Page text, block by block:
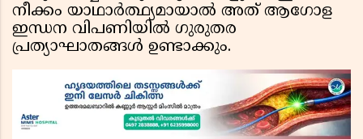
നീക്കം യാഥാർത്ഥ്യമായാൽ അത് ആഗോള
ഇന്ധന വിപണിയിൽ ഗുരുതര
പ്രത്യാഘാതങ്ങൾ ഉണ്ടാക്കും.